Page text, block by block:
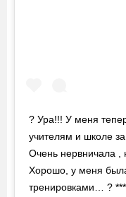
? Ура!!! У меня
учителям и школе
Очень нервничала ,
Хорошо, у меня
тренировками… ?